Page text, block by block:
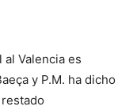
Valencia es
y P.M. ha dicho